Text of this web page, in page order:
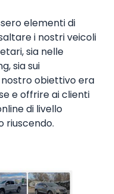
elementi di
i nostri veicoli
sia nelle
sia sui
obiettivo era
e offrire ai clienti
di livello
riuscendo.